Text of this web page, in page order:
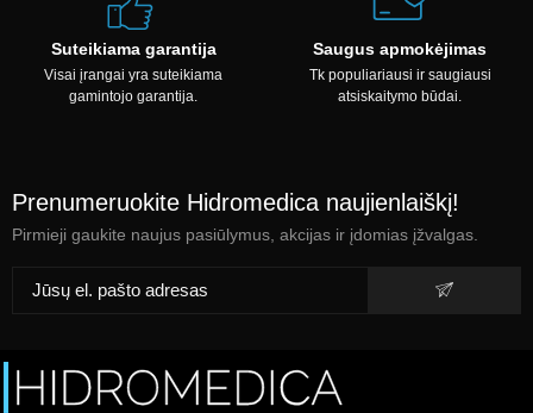
Suteikiama garantija
Visai įrangai yra suteikiama
gamintojo garantija.
Saugus apmokėjimas
Tk populiariausi ir saugiausi
atsiskaitymo būdai.
Prenumeruokite Hidromedica naujienlaiškį!
Pirmieji gaukite naujus pasiūlymus, akcijas ir įdomias įžvalgas.